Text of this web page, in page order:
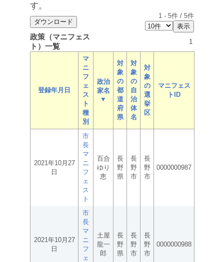
す。
1 - 5件 / 5件
政策（マニフェス
ト）一覧
1
登録年月日
マ
ニ
フ
ェ
ス
ト
種
別
政治
家名
▼
対
象
の
都
道
府
県
対
象
の
自
治
体
名
対
象
の
選
挙
区
マニフェス
トID
2021年10月27
日
市
長
マ
ニ
フ
ェ
ス
ト
百合
ゆり
恵
長
野
県
長
野
市
長
野
市
0000000987
2021年10月27
日
市
長
マ
ニ
フ
ェ
土屋
龍一
郎
長
野
県
長
野
市
長
野
市
0000000988